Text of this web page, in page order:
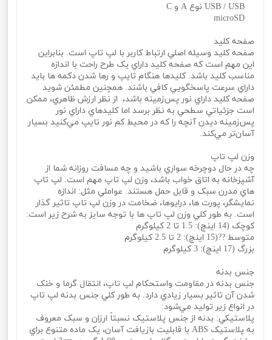
صفحه کليد
صفحه کليد وسيله اصلي ارتباط کاربر با لپ تاپ است. بنابراين
اين مهم است که صفحه کليد داراي يک طرح راحت با اندازه
مناسب کليد باشد. کليدها هنگام تايپ و رها شدن دکمه‌ ها بايد
داراي سرعت پاسخگويي کافي باشند. همچنين مطمئن شويد
صفحه کليد داراي نور پس‌زمينه باشد، از نظر ارزش ظاهري، ممکن
است جزئياتي سطحي به نظر برسد اما کليدهاي داراي نور
پس‌زمينه ديدن آنچه را که در محيط کم نور تايپ مي‌کنيد بسيار
آسان‌تر مي‌کند.
وزن لپ تاپ
چه در حال دوچرخه سواري باشيد و چه مسافت روزانه شما از
آشپزخانه به اتاق خواب باشد، وزن لپ تاپ مهم است. لپ تاپ
هاي مدرن سبک و قابل حمل هستند. عواملي مثل: اندازه
نمايشگر، پورت‌ ها، درايوها، ضخامت در وزن لپ تاپ تاثير گذار
است. به طور کلي وزن لپ تاپ‌ ها با توجه سايز به شرح زير است:
کوچک (14 اينچ): 1.5 تا 2 کيلوگرم
متوسط ??(15 اينچ): 2 تا 2.5 کيلوگرم
بزرگ (17 اينچ): 3 کيلوگرم
جنس بدنه
جنس بدنه در مقاومت واستحکام لپ تاپ، انتقال گرما و خنک
شدن آن تاثير بسيار زيادي دارد. به طور کلي جنس بدنه لپ تاپ
در انواع زير توليد مي‌شود:
پلاستيکي: بدنه از جنس پلاستيک نسبتاً ارزان و سبک معروف
به پلاستيک ABS با قابليت بازيافت آسان، يک ماده متنوع براي